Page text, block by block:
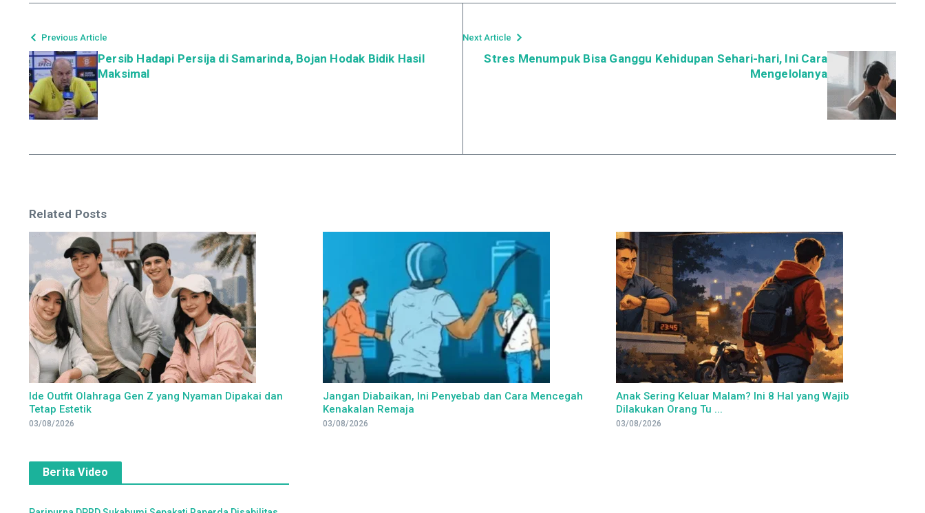
Previous Article
Persib Hadapi Persija di Samarinda, Bojan Hodak Bidik Hasil
Maksimal
Next Article
Stres Menumpuk Bisa Ganggu Kehidupan Sehari-hari, Ini Cara
Mengelolanya
Related Posts
Ide Outfit Olahraga Gen Z yang Nyaman Dipakai dan
Tetap Estetik
03/08/2026
Jangan Diabaikan, Ini Penyebab dan Cara Mencegah
Kenakalan Remaja
03/08/2026
Anak Sering Keluar Malam? Ini 8 Hal yang Wajib
Dilakukan Orang Tu ...
03/08/2026
Berita Video